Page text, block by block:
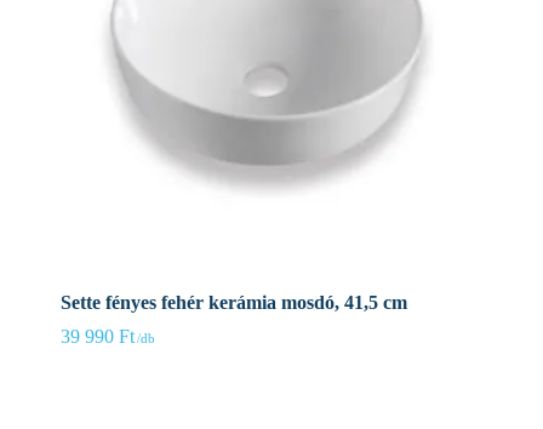
Sette fényes fehér kerámia mosdó, 41,5 cm
39 990 Ft